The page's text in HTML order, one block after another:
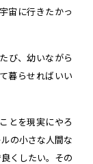
宙に行きたかっ
び、幼いながら
暮らせればいい
とを現実にやろ
の小さな人間な
くしたい。その